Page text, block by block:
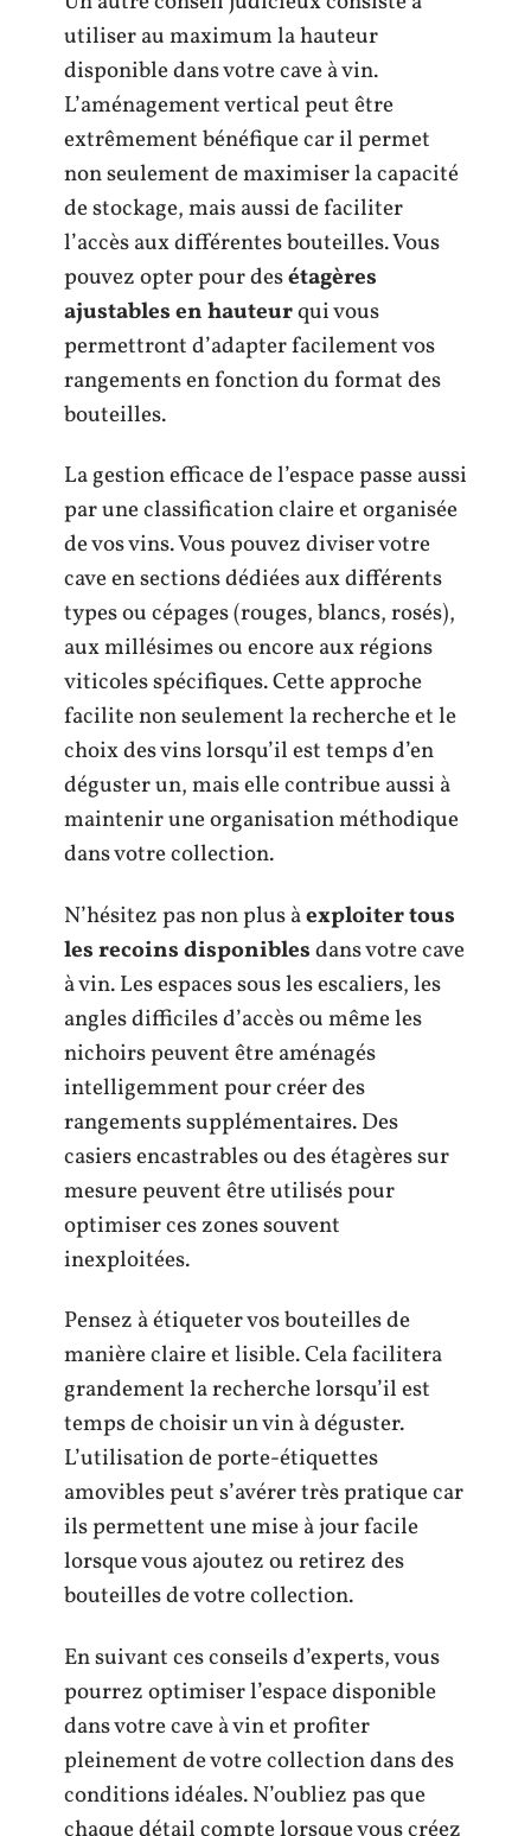
utiliser au maximum la hauteur
disponible dans votre cave à vin.
L’aménagement vertical peut être
extrêmement bénéfique car il permet
non seulement de maximiser la capacité
de stockage, mais aussi de faciliter
l’accès aux différentes bouteilles. Vous
pouvez opter pour desétagères
ajustables en hauteurqui vous
permettront d’adapter facilement vos
rangements en fonction du format des
bouteilles.
La gestion efficace de l’espace passe aussi
par une classification claire et organisée
de vos vins. Vous pouvez diviser votre
cave en sections dédiées aux différents
types ou cépages (rouges, blancs, rosés),
aux millésimes ou encore aux régions
viticoles spécifiques. Cette approche
facilite non seulement la recherche et le
choix des vins lorsqu’il est temps d’en
déguster un, mais elle contribue aussi à
maintenir une organisation méthodique
dans votre collection.
N’hésitez pas non plus àexploiter tous
les recoins disponiblesdans votre cave
à vin. Les espaces sous les escaliers, les
angles difficiles d’accès ou même les
nichoirs peuvent être aménagés
intelligemment pour créer des
rangements supplémentaires. Des
casiers encastrables ou des étagères sur
mesure peuvent être utilisés pour
optimiser ces zones souvent
inexploitées.
Pensez à étiqueter vos bouteilles de
manière claire et lisible. Cela facilitera
grandement la recherche lorsqu’il est
temps de choisir un vin à déguster.
L’utilisation de porte-étiquettes
amovibles peut s’avérer très pratique car
ils permettent une mise à jour facile
lorsque vous ajoutez ou retirez des
bouteilles de votre collection.
En suivant ces conseils d’experts, vous
pourrez optimiser l’espace disponible
dans votre cave à vin et profiter
pleinement de votre collection dans des
conditions idéales. N’oubliez pas que
chaque détail compte lorsque vous créez